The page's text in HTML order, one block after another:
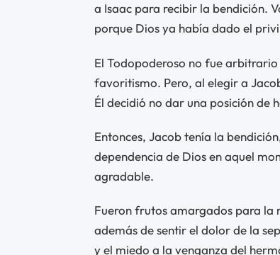
a Isaac para recibir la bendición.
porque Dios ya había dado el
El Todopoderoso no fue
favoritismo. Pero, al elegir a
Él decidió no dar una posición de
Entonces, Jacob tenía la
dependencia de Dios en aquel
agradable.
Fueron frutos amargados para la
además de sentir el dolor de la
y el miedo a la venganza del